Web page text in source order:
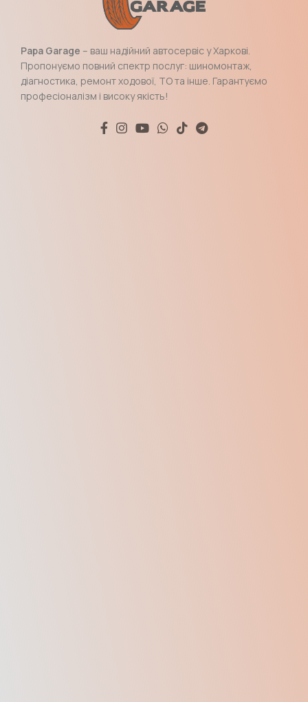
Papa Garage – ваш надійний автосервіс у Харкові.
Пропонуємо повний спектр послуг: шиномонтаж,
діагностика, ремонт ходової, ТО та інше. Гарантуємо
професіоналізм і високу якість!